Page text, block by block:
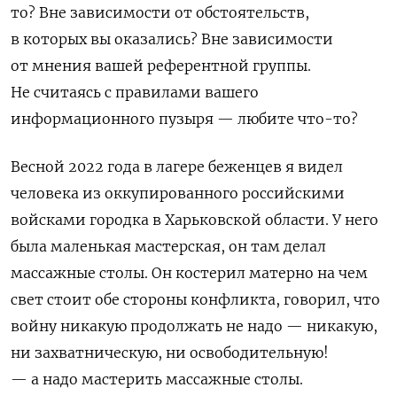
то? Вне зависимости от обстоятельств,
в которых вы оказались? Вне зависимости
от мнения вашей референтной группы.
Не считаясь с правилами вашего
информационного пузыря — любите что-то?
Весной 2022 года в лагере беженцев я видел
человека из оккупированного российскими
войсками городка в Харьковской области. У него
была маленькая мастерская, он там делал
массажные столы. Он костерил матерно на чем
свет стоит обе стороны конфликта, говорил, что
войну никакую продолжать не надо — никакую,
ни захватническую, ни освободительную!
— а надо мастерить массажные столы.